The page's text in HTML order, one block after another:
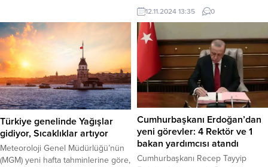
mücadeledeki kararlılığı ve bu
kapsamda yürütülen çalışmalar ele
alınacak. Güvenlik güçlerinin...
mücadelesini sürdürüyor. Siverek
ve Hilvan ilçelerinde 7 adrese
düzenlenen eş zamanlı
operasyonda 8 kilo 757 gram kubar
esrar maddesi, 47 adet uyuşturucu
hap, 40 gram kenevir tohumu, 1
adet hassas terazi, 1 adet ruhsatsız
tabanca, 1 adet çalıntı...
12.11.2024 13:35 0
Türkiye genelinde Yağışlar
gidiyor, Sıcaklıklar artıyor
Meteoroloji Genel Müdürlüğü’nün
(MGM) yeni hafta tahminlerine göre,
Cumhurbaşkanı Erdoğan’dan
yeni görevler: 4 Rektör ve 1
bakan yardımcısı atandı
Cumhurbaşkanı Recep Tayyip